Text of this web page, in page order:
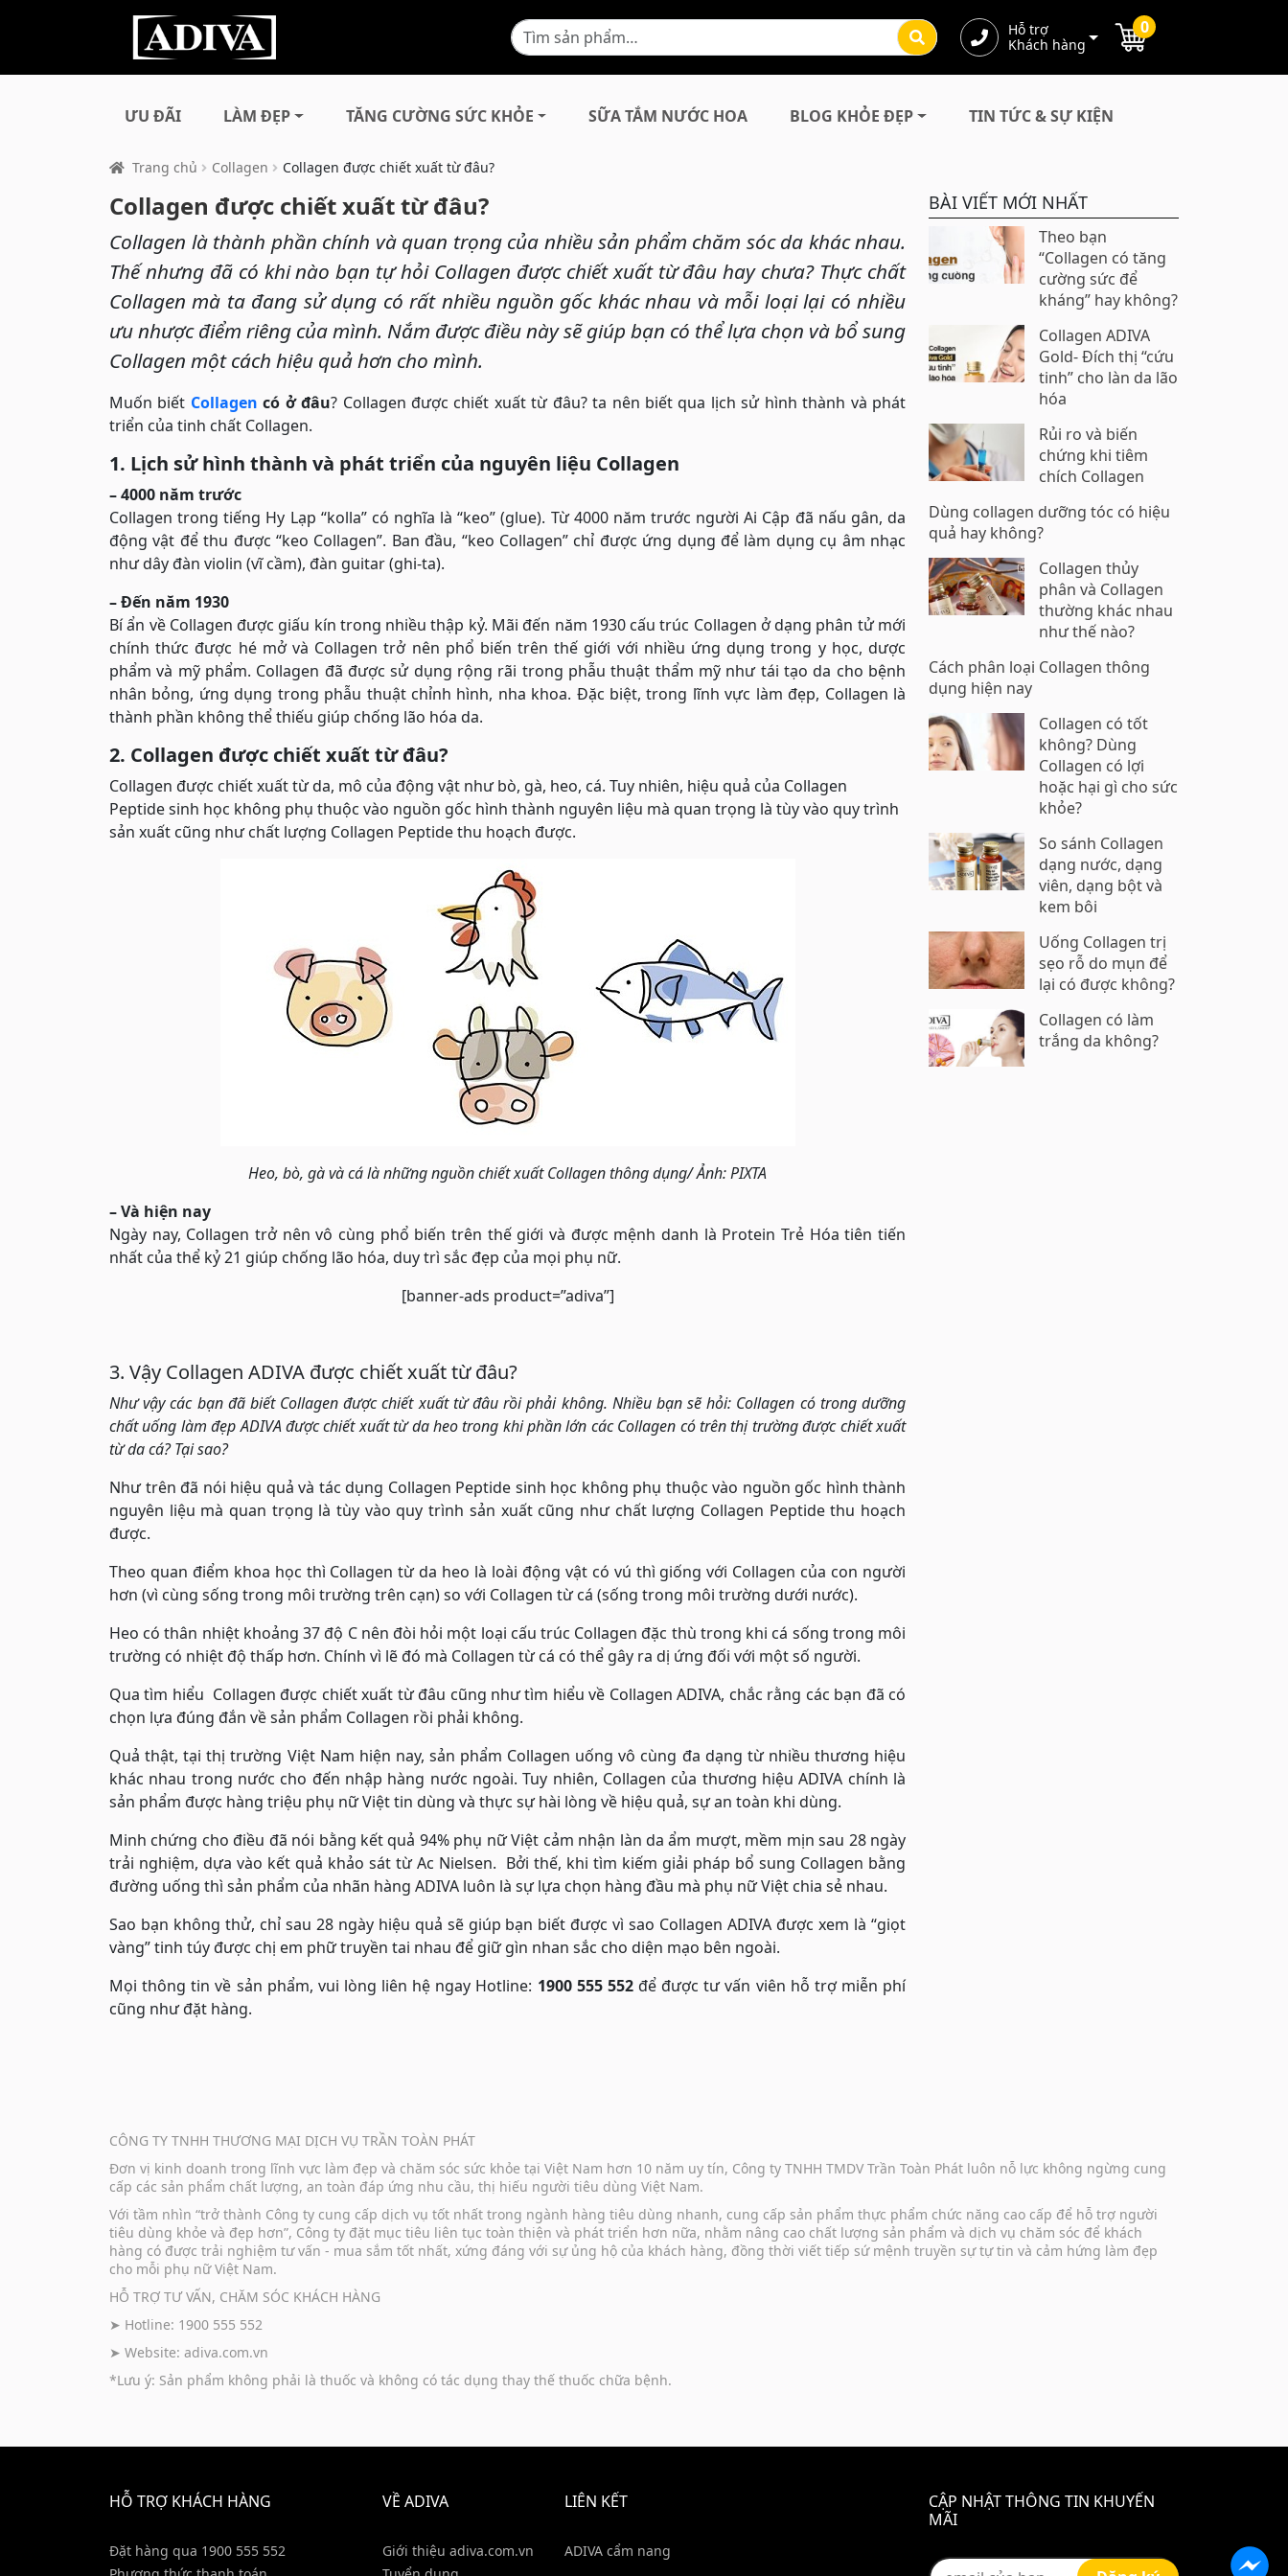
Hỗ trợ
Khách hàng
0
ƯU ĐÃI LÀM ĐẸP TĂNG CƯỜNG SỨC KHỎE SỮA TẮM NƯỚC HOA BLOG KHỎE ĐẸP TIN TỨC & SỰ KIỆN
Trang chủ Collagen Collagen được chiết xuất từ đâu?
Collagen được chiết xuất từ đâu?
Collagen là thành phần chính và quan trọng của nhiều sản phẩm chăm sóc da khác nhau.
Thế nhưng đã có khi nào bạn tự hỏi Collagen được chiết xuất từ đâu hay chưa? Thực chất
Collagen mà ta đang sử dụng có rất nhiều nguồn gốc khác nhau và mỗi loại lại có nhiều
ưu nhược điểm riêng của mình. Nắm được điều này sẽ giúp bạn có thể lựa chọn và bổ sung
Collagen một cách hiệu quả hơn cho mình.
Muốn biết Collagen có ở đâu? Collagen được chiết xuất từ đâu? ta nên biết qua lịch sử hình thành và phát
triển của tinh chất Collagen.
1. Lịch sử hình thành và phát triển của nguyên liệu Collagen
– 4000 năm trước
Collagen trong tiếng Hy Lạp “kolla” có nghĩa là “keo” (glue). Từ 4000 năm trước người Ai Cập đã nấu gân, da
động vật để thu được “keo Collagen”. Ban đầu, “keo Collagen” chỉ được ứng dụng để làm dụng cụ âm nhạc
như dây đàn violin (vĩ cầm), đàn guitar (ghi-ta).
– Đến năm 1930
Bí ẩn về Collagen được giấu kín trong nhiều thập kỷ. Mãi đến năm 1930 cấu trúc Collagen ở dạng phân tử mới
chính thức được hé mở và Collagen trở nên phổ biến trên thế giới với nhiều ứng dụng trong y học, dược
phẩm và mỹ phẩm. Collagen đã được sử dụng rộng rãi trong phẫu thuật thẩm mỹ như tái tạo da cho bệnh
nhân bỏng, ứng dụng trong phẫu thuật chỉnh hình, nha khoa. Đặc biệt, trong lĩnh vực làm đẹp, Collagen là
thành phần không thể thiếu giúp chống lão hóa da.
2. Collagen được chiết xuất từ đâu?
Collagen được chiết xuất từ da, mô của động vật như bò, gà, heo, cá. Tuy nhiên, hiệu quả của Collagen
Peptide sinh học không phụ thuộc vào nguồn gốc hình thành nguyên liệu mà quan trọng là tùy vào quy trình
sản xuất cũng như chất lượng Collagen Peptide thu hoạch được.
Heo, bò, gà và cá là những nguồn chiết xuất Collagen thông dụng/ Ảnh: PIXTA
– Và hiện nay
Ngày nay, Collagen trở nên vô cùng phổ biến trên thế giới và được mệnh danh là Protein Trẻ Hóa tiên tiến
nhất của thể kỷ 21 giúp chống lão hóa, duy trì sắc đẹp của mọi phụ nữ.
[banner-ads product=”adiva”]
3. Vậy Collagen ADIVA được chiết xuất từ đâu?
Như vậy các bạn đã biết Collagen được chiết xuất từ đâu rồi phải không. Nhiều bạn sẽ hỏi: Collagen có trong dưỡng
chất uống làm đẹp ADIVA được chiết xuất từ da heo trong khi phần lớn các Collagen có trên thị trường được chiết xuất
từ da cá? Tại sao?
Như trên đã nói hiệu quả và tác dụng Collagen Peptide sinh học không phụ thuộc vào nguồn gốc hình thành
nguyên liệu mà quan trọng là tùy vào quy trình sản xuất cũng như chất lượng Collagen Peptide thu hoạch
được.
Theo quan điểm khoa học thì Collagen từ da heo là loài động vật có vú thì giống với Collagen của con người
hơn (vì cùng sống trong môi trường trên cạn) so với Collagen từ cá (sống trong môi trường dưới nước).
Heo có thân nhiệt khoảng 37 độ C nên đòi hỏi một loại cấu trúc Collagen đặc thù trong khi cá sống trong môi
trường có nhiệt độ thấp hơn. Chính vì lẽ đó mà Collagen từ cá có thể gây ra dị ứng đối với một số người.
Qua tìm hiểu Collagen được chiết xuất từ đâu cũng như tìm hiểu về Collagen ADIVA, chắc rằng các bạn đã có
chọn lựa đúng đắn về sản phẩm Collagen rồi phải không.
Quả thật, tại thị trường Việt Nam hiện nay, sản phẩm Collagen uống vô cùng đa dạng từ nhiều thương hiệu
khác nhau trong nước cho đến nhập hàng nước ngoài. Tuy nhiên, Collagen của thương hiệu ADIVA chính là
sản phẩm được hàng triệu phụ nữ Việt tin dùng và thực sự hài lòng về hiệu quả, sự an toàn khi dùng.
Minh chứng cho điều đã nói bằng kết quả 94% phụ nữ Việt cảm nhận làn da ẩm mượt, mềm mịn sau 28 ngày
trải nghiệm, dựa vào kết quả khảo sát từ Ac Nielsen. Bởi thế, khi tìm kiếm giải pháp bổ sung Collagen bằng
đường uống thì sản phẩm của nhãn hàng ADIVA luôn là sự lựa chọn hàng đầu mà phụ nữ Việt chia sẻ nhau.
Sao bạn không thử, chỉ sau 28 ngày hiệu quả sẽ giúp bạn biết được vì sao Collagen ADIVA được xem là “giọt
vàng” tinh túy được chị em phữ truyền tai nhau để giữ gìn nhan sắc cho diện mạo bên ngoài.
Mọi thông tin về sản phẩm, vui lòng liên hệ ngay Hotline: 1900 555 552 để được tư vấn viên hỗ trợ miễn phí
cũng như đặt hàng.
BÀI VIẾT MỚI NHẤT
Theo bạn
“Collagen có tăng
cường sức để
kháng” hay không?
Collagen ADIVA
Gold- Đích thị “cứu
tinh” cho làn da lão
hóa
Rủi ro và biến
chứng khi tiêm
chích Collagen
Dùng collagen dưỡng tóc có hiệu
quả hay không?
Collagen thủy
phân và Collagen
thường khác nhau
như thế nào?
Cách phân loại Collagen thông
dụng hiện nay
Collagen có tốt
không? Dùng
Collagen có lợi
hoặc hại gì cho sức
khỏe?
So sánh Collagen
dạng nước, dạng
viên, dạng bột và
kem bôi
Uống Collagen trị
sẹo rỗ do mụn để
lại có được không?
Collagen có làm
trắng da không?
CÔNG TY TNHH THƯƠNG MẠI DỊCH VỤ TRẦN TOÀN PHÁT
Đơn vị kinh doanh trong lĩnh vực làm đẹp và chăm sóc sức khỏe tại Việt Nam hơn 10 năm uy tín, Công ty TNHH TMDV Trần Toàn Phát luôn nỗ lực không ngừng cung
cấp các sản phẩm chất lượng, an toàn đáp ứng nhu cầu, thị hiếu người tiêu dùng Việt Nam.
Với tầm nhìn “trở thành Công ty cung cấp dịch vụ tốt nhất trong ngành hàng tiêu dùng nhanh, cung cấp sản phẩm thực phẩm chức năng cao cấp để hỗ trợ người
tiêu dùng khỏe và đẹp hơn”, Công ty đặt mục tiêu liên tục toàn thiện và phát triển hơn nữa, nhằm nâng cao chất lượng sản phẩm và dịch vụ chăm sóc để khách
hàng có được trải nghiệm tư vấn - mua sắm tốt nhất, xứng đáng với sự ủng hộ của khách hàng, đồng thời viết tiếp sứ mệnh truyền sự tự tin và cảm hứng làm đẹp
cho mỗi phụ nữ Việt Nam.
HỖ TRỢ TƯ VẤN, CHĂM SÓC KHÁCH HÀNG
➤ Hotline: 1900 555 552
➤ Website: adiva.com.vn
*Lưu ý: Sản phẩm không phải là thuốc và không có tác dụng thay thế thuốc chữa bệnh.
HỖ TRỢ KHÁCH HÀNG
Đặt hàng qua 1900 555 552
VỀ ADIVA
Giới thiệu adiva.com.vn
LIÊN KẾT
ADIVA cẩm nang
CẬP NHẬT THÔNG TIN KHUYẾN
MÃI